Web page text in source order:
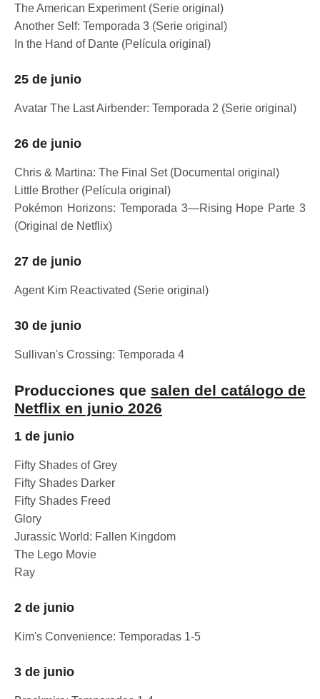
The American Experiment (Serie original)
Another Self: Temporada 3 (Serie original)
In the Hand of Dante (Película original)
25 de junio
Avatar The Last Airbender: Temporada 2 (Serie original)
26 de junio
Chris & Martina: The Final Set (Documental original)
Little Brother (Película original)
Pokémon Horizons: Temporada 3—Rising Hope Parte 3
(Original de Netflix)
27 de junio
Agent Kim Reactivated (Serie original)
30 de junio
Sullivan's Crossing: Temporada 4
Producciones que salen del catálogo de
Netflix en junio 2026
1 de junio
Fifty Shades of Grey
Fifty Shades Darker
Fifty Shades Freed
Glory
Jurassic World: Fallen Kingdom
The Lego Movie
Ray
2 de junio
Kim's Convenience: Temporadas 1-5
3 de junio